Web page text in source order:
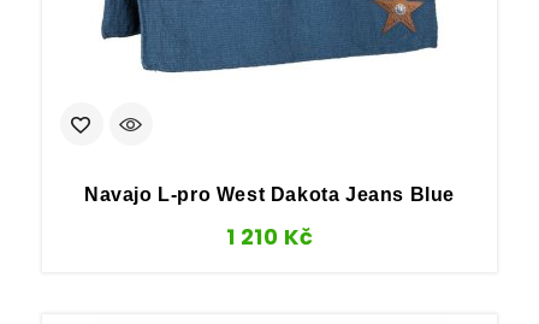
Navajo L-pro West Dakota Jeans Blue
1 210 Kč